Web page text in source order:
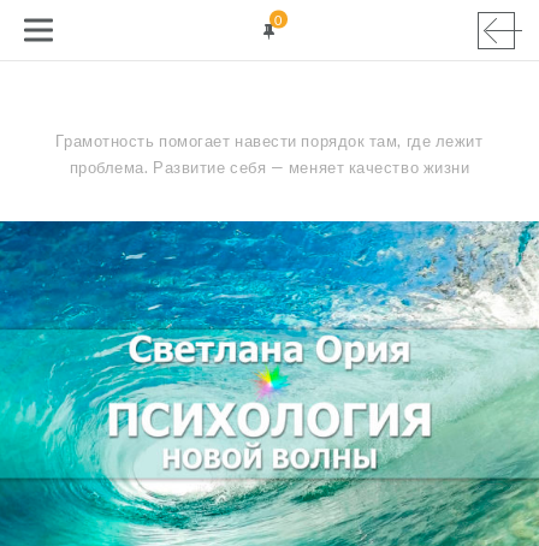
0
Грамотность помогает навести порядок там, где лежит
проблема. Развитие себя — меняет качество жизни